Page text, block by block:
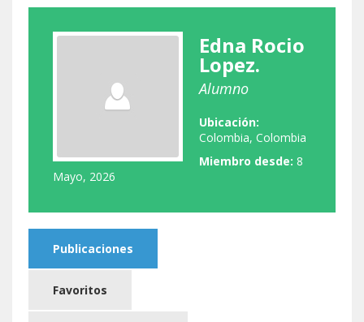
Se encuentra usted aquí
Edna Rocio
Lopez.
Alumno
Ubicación:
Colombia, Colombia
Miembro desde: 8
Mayo, 2026
Publicaciones
Favoritos